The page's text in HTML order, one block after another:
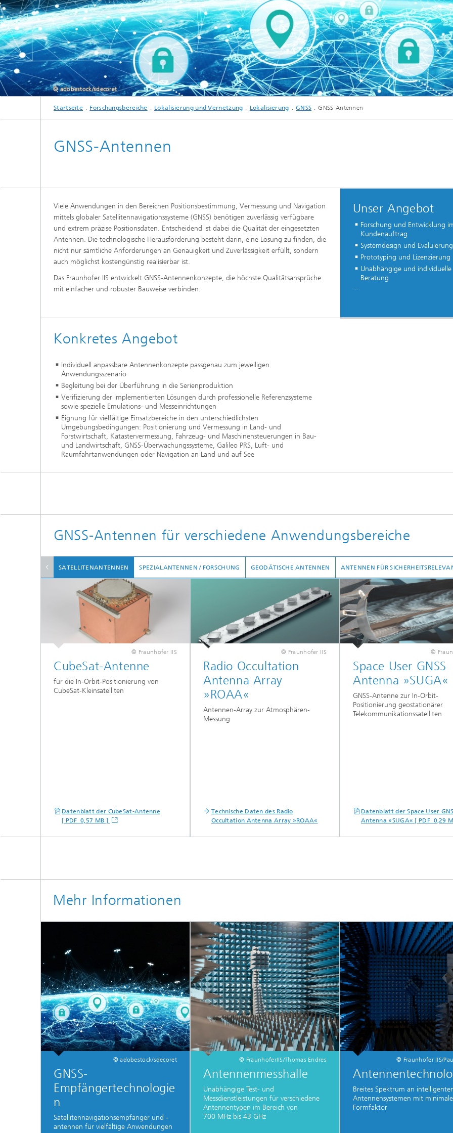
Strategische Initiativen
GNSS positioning with development of customized, high precision and secure GNSS receivers and GNSS antennas for specific applications that process
© adobestock/sdecoret
Startseite Forschungsbereiche Lokalisierung und Vernetzung Lokalisierung GNSS GNSS-Antennen
GNSS-Antennen
Viele Anwendungen in den Bereichen Positionsbestimmung, Vermessung und Navigation
mittels globaler Satellitennavigationssysteme (GNSS) benötigen zuverlässig verfügbare
und extrem präzise Positionsdaten. Entscheidend ist dabei die Qualität der eingesetzten
Antennen. Die technologische Herausforderung besteht darin, eine Lösung zu finden, die
nicht nur sämtliche Anforderungen an Genauigkeit und Zuverlässigkeit erfüllt, sondern
auch möglichst kostengünstig realisierbar ist.
Das Fraunhofer IIS entwickelt GNSS-Antennenkonzepte, die höchste Qualitätsansprüche
mit einfacher und robuster Bauweise verbinden.
Unser Angebot
Forschung und Entwicklung
Kundenauftrag
Systemdesign und Evaluierung
Prototyping und Lizenzierung
Unabhängige und individuelle
Beratung
...
Konkretes Angebot
Individuell anpassbare Antennenkonzepte passgenau zum jeweiligen
Anwendungsszenario
Begleitung bei der Überführung in die Serienproduktion
Verifizierung der implementierten Lösungen durch professionelle Referenzsysteme
sowie spezielle Emulations- und Messeinrichtungen
Eignung für vielfältige Einsatzbereiche in den unterschiedlichsten
Umgebungsbedingungen: Positionierung und Vermessung in Land- und
Forstwirtschaft, Katastervermessung, Fahrzeug- und Maschinensteuerungen in Bau-
und Landwirtschaft, GNSS-Überwachungssysteme, Galileo PRS, Luft- und
Raumfahrtanwendungen oder Navigation an Land und auf See
GNSS-Antennen für verschiedene Anwendungsbereiche
SATELLITENANTENNEN
© Fraunhofer IIS
CubeSat-Antenne
für die In-Orbit-Positionierung von
CubeSat-Kleinsatelliten
Datenblatt der CubeSat-Antenne
[ PDF 0,57 MB ]
© Fraunhofer IIS
Radio Occultation
Antenna Array
»ROAA«
Antennen-Array zur Atmosphären-
Messung
Technische Daten des Radio
Occultation Antenna Array »ROAA«
©
Space User GNSS
Antenna »SUGA«
GNSS-Antenne zur In-Orbit-
Positionierung geostationärer
Telekommunikationssatelliten
Datenblatt der Space User
Antenna »SUGA« [ PDF 0,29
SPEZIALANTENNEN / FORSCHUNG GEODÄTISCHE ANTENNEN ANTENNEN FÜR
Mehr Informationen
© adobestock/sdecoret
GNSS-
Empfängertechnologie
n
Satellitennavigationsempfänger und -
antennen für vielfältige Anwendungen
© FraunhoferIIS/Thomas Endres
Antennenmesshalle
Unabhängige Test- und
Messdienstleistungen für verschiedene
Antennentypen im Bereich von
700 MHz bis 43 GHz
© Fraunhofer IIS/
Breites Spektrum an
Antennensystemen mit
Formfaktor